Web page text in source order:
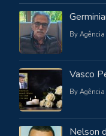
By
Vasco
By
Nelson